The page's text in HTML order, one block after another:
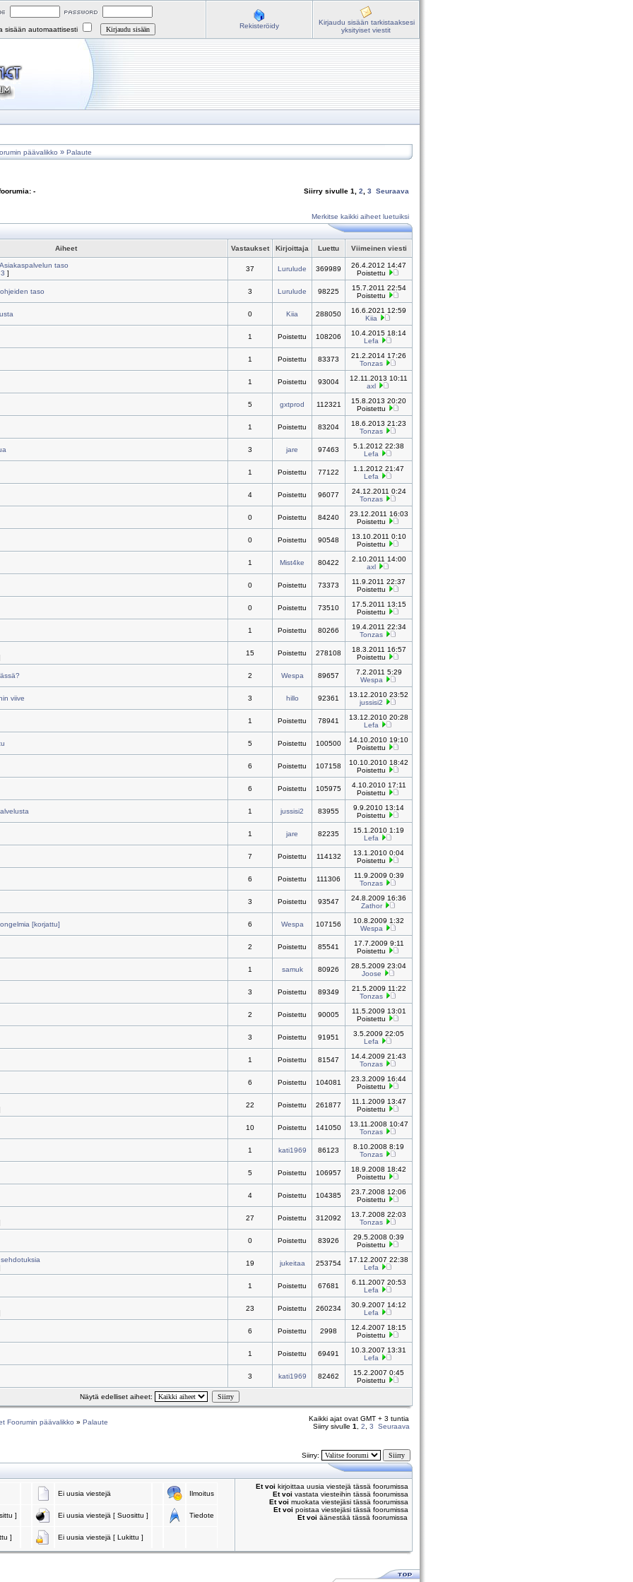
sisään automaattisesti Rekisteröidy
Kirjaudu sisään tarkistaaksesi
yksityiset viestit
päävalikko » Palaute
- Siirry sivulle 1 2 3 Seuraava
Merkitse kaikki aiheet luetuiksi
Aiheet Vastaukset Kirjoittaja Luettu Viimeinen viesti
taso
3 ]
37 Lurulude 369989
26.4.2012 14:47
Poistettu
taso 3 Lurulude 98225
15.7.2011 22:54
Poistettu
0 Kiia 288050
16.6.2021 12:59
Kiia
1 Poistettu 108206
10.4.2015 18:14
Lefa
1 Poistettu 83373
21.2.2014 17:26
Tonzas
1 Poistettu 93004
12.11.2013 10:11
axl
5 gxtprod 112321
15.8.2013 20:20
Poistettu
1 Poistettu 83204
18.6.2013 21:23
Tonzas
3 jare 97463
5.1.2012 22:38
Lefa
1 Poistettu 77122
1.1.2012 21:47
Lefa
4 Poistettu 96077
24.12.2011 0:24
Tonzas
0 Poistettu 84240
23.12.2011 16:03
Poistettu
0 Poistettu 90548
13.10.2011 0:10
Poistettu
1 Mist4ke 80422
2.10.2011 14:00
axl
0 Poistettu 73373
11.9.2011 22:37
Poistettu
0 Poistettu 73510
17.5.2011 13:15
Poistettu
1 Poistettu 80266
19.4.2011 22:34
Tonzas
15 Poistettu 278108
18.3.2011 16:57
Poistettu
2 Wespa 89657
7.2.2011 5:29
Wespa
viive 3 hillo 92361
13.12.2010 23:52
jussisi2
1 Poistettu 78941
13.12.2010 20:28
Lefa
5 Poistettu 100500
14.10.2010 19:10
Poistettu
6 Poistettu 107158
10.10.2010 18:42
Poistettu
6 Poistettu 105975
4.10.2010 17:11
Poistettu
1 jussisi2 83955
9.9.2010 13:14
Poistettu
1 jare 82235
15.1.2010 1:19
Lefa
7 Poistettu 114132
13.1.2010 0:04
Poistettu
6 Poistettu 111306
11.9.2009 0:39
Tonzas
3 Poistettu 93547
24.8.2009 16:36
Zathor
[korjattu] 6 Wespa 107156
10.8.2009 1:32
Wespa
2 Poistettu 85541
17.7.2009 9:11
Poistettu
1 samuk 80926
28.5.2009 23:04
Joose
3 Poistettu 89349
21.5.2009 11:22
Tonzas
2 Poistettu 90005
11.5.2009 13:01
Poistettu
3 Poistettu 91951
3.5.2009 22:05
Lefa
1 Poistettu 81547
14.4.2009 21:43
Tonzas
6 Poistettu 104081
23.3.2009 16:44
Poistettu
22 Poistettu 261877
11.1.2009 13:47
Poistettu
10 Poistettu 141050
13.11.2008 10:47
Tonzas
1 kati1969 86123
8.10.2008 8:19
Tonzas
5 Poistettu 106957
18.9.2008 18:42
Poistettu
4 Poistettu 104385
23.7.2008 12:06
Poistettu
27 Poistettu 312092
13.7.2008 22:03
Tonzas
0 Poistettu 83926
29.5.2008 0:39
Poistettu
19 jukeitaa 253754
17.12.2007 22:38
Lefa
1 Poistettu 67681
6.11.2007 20:53
Lefa
23 Poistettu 260234
30.9.2007 14:12
Lefa
6 Poistettu 2998
12.4.2007 18:15
Poistettu
1 Poistettu 69491
10.3.2007 13:31
Lefa
3 kati1969 82462
15.2.2007 0:45
Poistettu
Näytä edelliset aiheet:
Foorumin päävalikko » Palaute
Kaikki ajat ovat GMT + 3 tuntia
Siirry sivulle 1 2 3 Seuraava
Siirry:
Ei uusia viestejä Ilmoitus
] Ei uusia viestejä [ Suosittu ] Tiedote
] Ei uusia viestejä [ Lukittu ]
Et voi kirjoittaa uusia viestejä tässä foorumissa
Et voi vastata viesteihin tässä foorumissa
Et voi muokata viestejäsi tässä foorumissa
Et voi poistaa viestejäsi tässä foorumissa
Et voi äänestää tässä foorumissa